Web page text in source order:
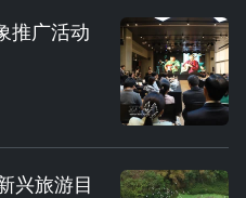
推广活动
兴旅游目